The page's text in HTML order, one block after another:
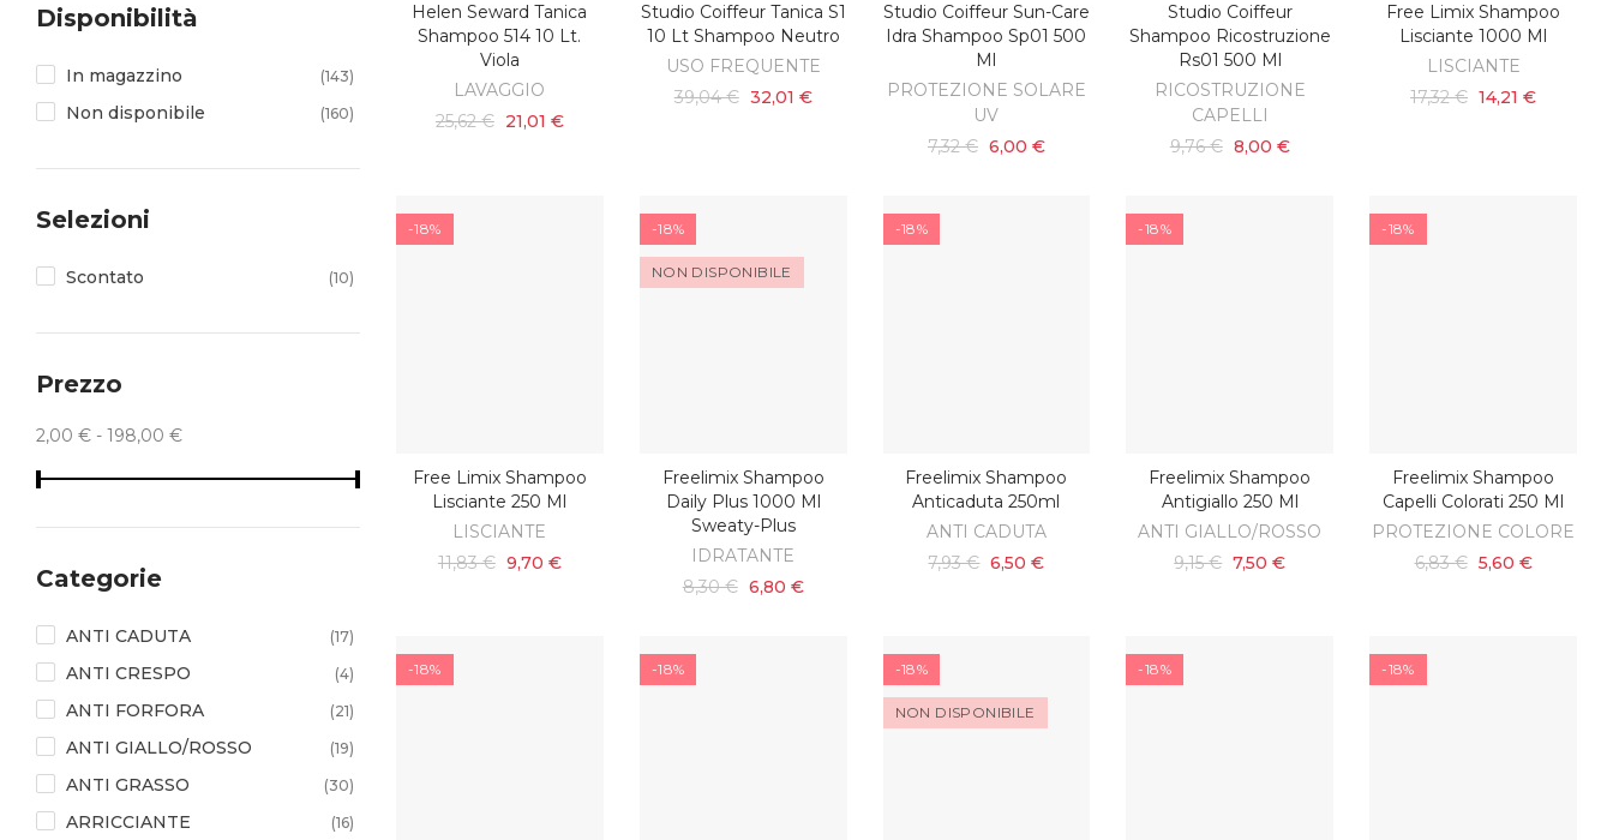
AGGIUNGI AL CARRELLO
Helen Seward Tanica
Shampoo 514 10 Lt.
Viola
LAVAGGIO
25,62 € 21,01 €
AGGIUNGI AL CARRELLO
Studio Coiffeur Tanica S1
10 Lt Shampoo Neutro
USO FREQUENTE
39,04 € 32,01 €
AGGIUNGI AL CARRELLO
Studio Coiffeur Sun-Care
Idra Shampoo Sp01 500
Ml
PROTEZIONE SOLARE
UV
7,32 € 6,00 €
AGGIUNGI AL CARRELLO
Studio Coiffeur
Shampoo Ricostruzione
Rs01 500 Ml
RICOSTRUZIONE
CAPELLI
9,76 € 8,00 €
SCOPRI
Free Limix Shampoo
Lisciante 1000 Ml
LISCIANTE
17,32 € 14,21 €
-18%
AGGIUNGI AL CARRELLO
Free Limix Shampoo
Lisciante 250 Ml
LISCIANTE
11,83 € 9,70 €
-18%
NON DISPONIBILE
SCOPRI
Freelimix Shampoo
Daily Plus 1000 Ml
Sweaty-Plus
IDRATANTE
8,30 € 6,80 €
-18%
AGGIUNGI AL CARRELLO
Freelimix Shampoo
Anticaduta 250ml
ANTI CADUTA
7,93 € 6,50 €
-18%
AGGIUNGI AL CARRELLO
Freelimix Shampoo
Antigiallo 250 Ml
ANTI GIALLO/ROSSO
9,15 € 7,50 €
-18%
AGGIUNGI AL CARRELLO
Freelimix Shampoo
Capelli Colorati 250 Ml
PROTEZIONE COLORE
6,83 € 5,60 €
-18% -18% -18%
NON DISPONIBILE
-18% -18%
Disponibilità
In magazzino (143)
Non disponibile (160)
Selezioni
Scontato (10)
Prezzo
2,00 € - 198,00 €
Categorie
ANTI CADUTA (17)
ANTI CRESPO (4)
ANTI FORFORA (21)
ANTI GIALLO/ROSSO (19)
ANTI GRASSO (30)
ARRICCIANTE (16)